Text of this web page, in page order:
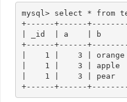
mysql> select * from
+------+------
| _id  | a    | b
+------+------
|    1 |    3 |
|    1 |    3 | apple
|    1 |    3 | pear